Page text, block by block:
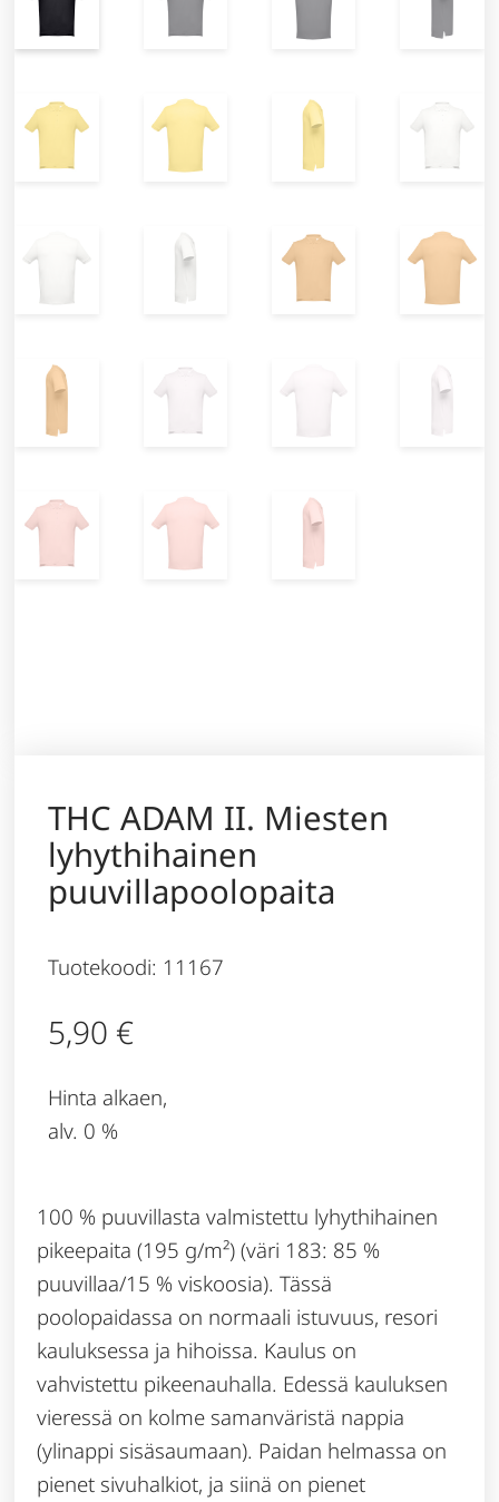
THC ADAM II. Miesten
lyhythihainen
puuvillapoolopaita
Tuotekoodi: 11167
5,90 €
Hinta alkaen,
alv. 0 %
100 % puuvillasta valmistettu lyhythihainen
pikeepaita (195 g/m²) (väri 183: 85 %
puuvillaa/15 % viskoosia). Tässä
poolopaidassa on normaali istuvuus, resori
kauluksessa ja hihoissa. Kaulus on
vahvistettu pikeenauhalla. Edessä kauluksen
vieressä on kolme samanväristä nappia
(ylinappi sisäsaumaan). Paidan helmassa on
pienet sivuhalkiot, ja siinä on pienet